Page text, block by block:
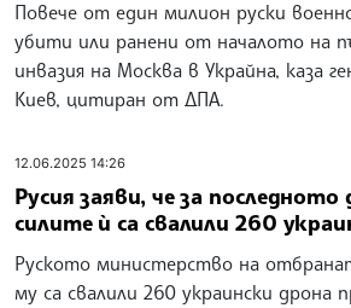
Повече от един милион руски
убити или ранени от началото на
инвазия на Москва в Украйна, каза
Киев, цитиран от ДПА.
12.06.2025 14:26
Русия заяви, че за
силите ѝ са свалили 260
Руското министерство на
му са свалили 260 украински дрона